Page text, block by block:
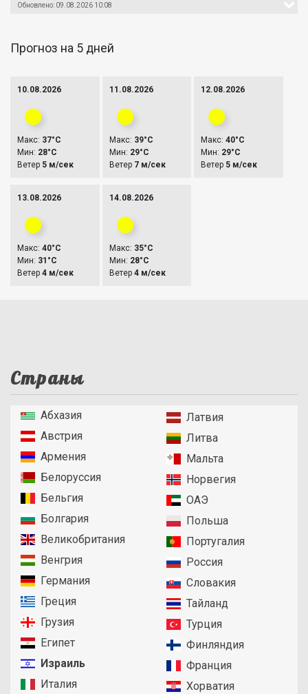
Обновлено: 09.08.2026 10:08
Прогноз на 5 дней
10.08.2026
Макс: 37°C
Мин: 28°C
Ветер 5 м/сек
11.08.2026
Макс: 39°C
Мин: 29°C
Ветер 7 м/сек
12.08.2026
Макс:40°C
Мин: 29°C
Ветер 5 м/сек
13.08.2026
Макс: 40°C
Мин: 31°C
Ветер 4 м/сек
14.08.2026
Макс: 35°C
Мин: 28°C
Ветер 4 м/сек
Страны
Абхазия
Австрия
Армения
Белоруссия
Бельгия
Болгария
Великобритания
Венгрия
Германия
Греция
Грузия
Египет
Израиль
Италия
Латвия
Литва
Мальта
Норвегия
ОАЭ
Польша
Португалия
Россия
Словакия
Тайланд
Турция
Финляндия
Франция
Хорватия